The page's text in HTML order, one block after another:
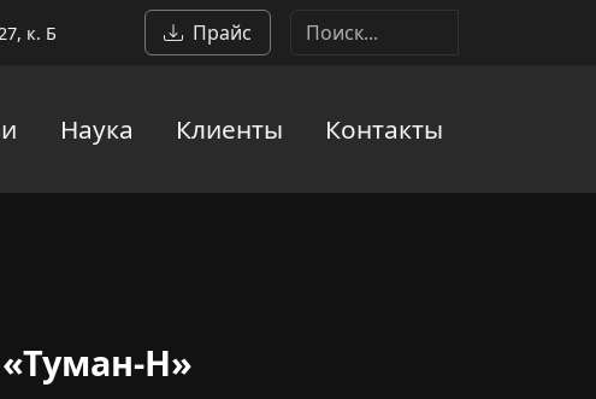
к. Б Прайс
Наука Клиенты Контакты
УЗР-0,1/44-ОСв
Н»